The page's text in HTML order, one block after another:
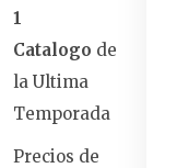
1
Catalogo de
la Ultima
Temporada
Precios de